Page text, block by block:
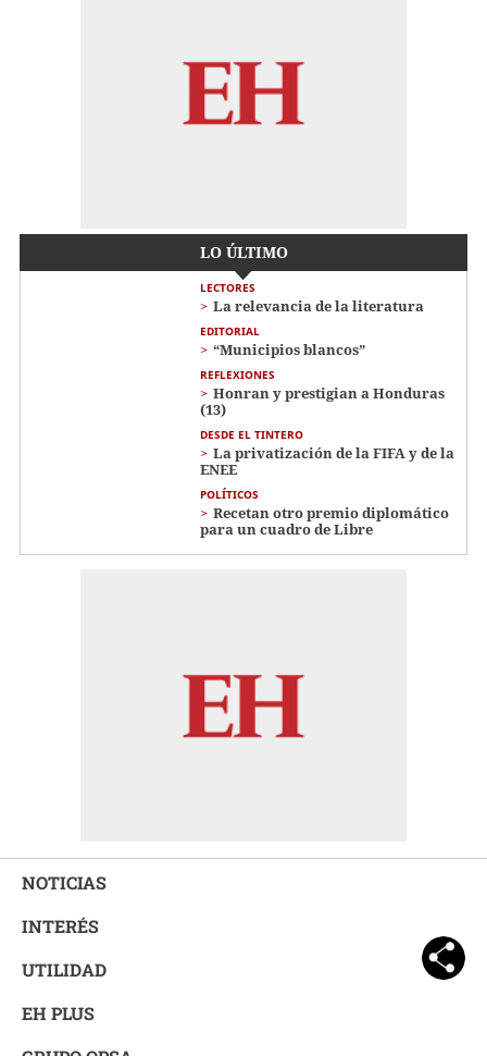
LO ÚLTIMO
LECTORES
La relevancia de la literatura
EDITORIAL
“Municipios blancos”
REFLEXIONES
Honran y prestigian a Honduras
(13)
DESDE EL TINTERO
La privatización de la FIFA y de la
ENEE
POLÍTICOS
Recetan otro premio diplomático
para un cuadro de Libre
NOTICIAS
INTERÉS
UTILIDAD
EH PLUS